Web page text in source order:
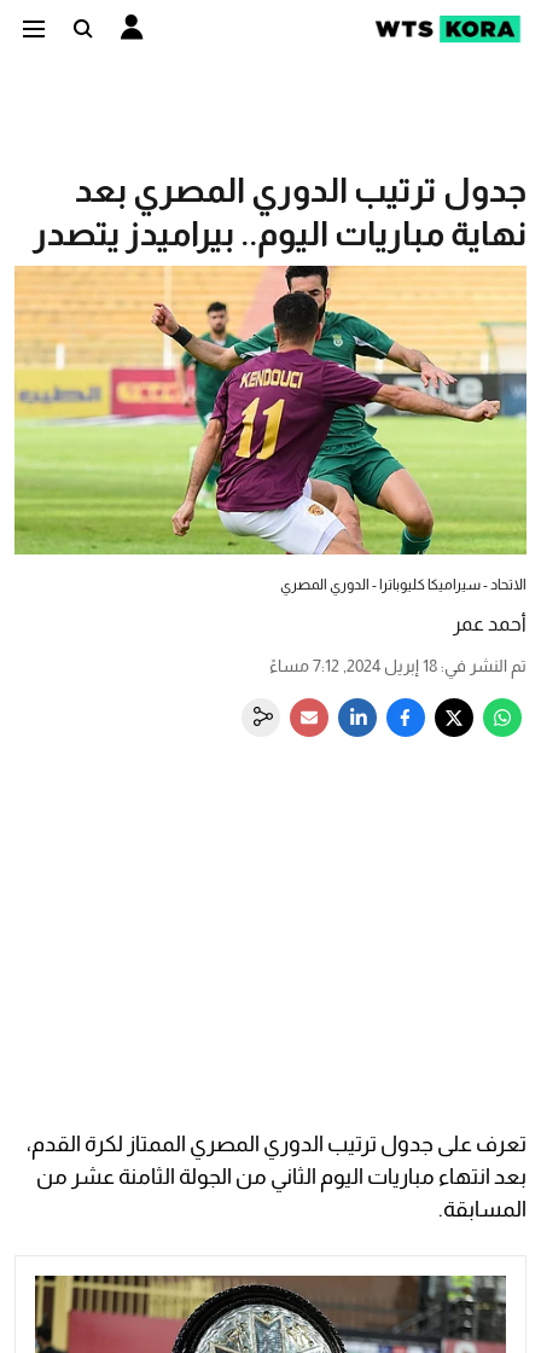
جدول ترتيب الدوري المصري بعد
نهاية مباريات اليوم.. بيراميدز يتصدر
الاتحاد - سيراميكا كليوباترا - الدوري المصري
أحمد عمر
تم النشر في: 18 إبريل 2024, 7:12 مساءً
تعرف على جدول ترتيب الدوري المصري الممتاز لكرة القدم،
بعد انتهاء مباريات اليوم الثاني من الجولة الثامنة عشر من
المسابقة.